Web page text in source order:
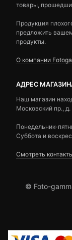
товары,
Продукция
предложить
продукты.
О компании
АДРЕС
Наш магазин
Московский пр., д.
Понедельник-
Суббота и
Смотреть
© Foto-